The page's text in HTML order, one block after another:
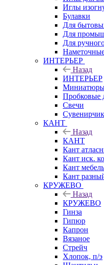
Иглы
Булавки
Для
Для
Для
ИНТЕРЬЕР
Назад
ИНТЕРЬЕР
Пробковые
Свечи
КАНТ
Назад
КАНТ
Кант
Кант иск.
Кант
Кант
КРУЖЕВО
Назад
КРУЖЕВО
Гинза
Гипюр
Капрон
Вязаное
Стрейч
Хлопок, п/э